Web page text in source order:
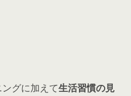
グに加えて生活習慣の見